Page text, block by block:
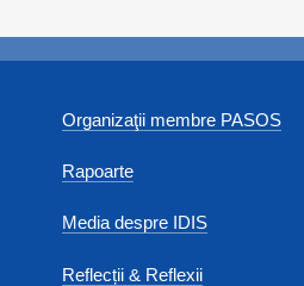
Organizaţii membre PASOS
Rapoarte
Media despre IDIS
Reflecții & Reflexii